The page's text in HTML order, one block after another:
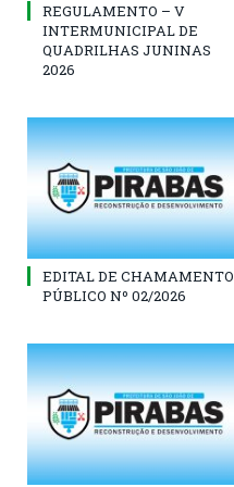
REGULAMENTO – V
INTERMUNICIPAL DE
QUADRILHAS JUNINAS
2026
EDITAL DE CHAMAMENTO
PÚBLICO Nº 02/2026